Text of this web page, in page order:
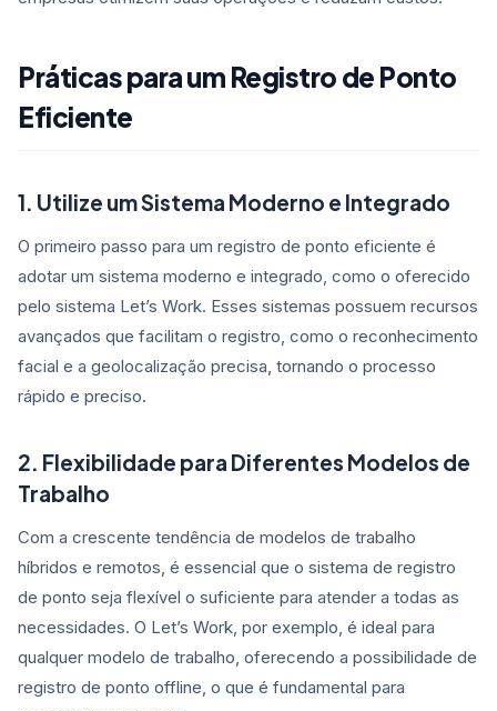
Práticas para um Registro de Ponto
Eficiente
1. Utilize um Sistema Moderno e Integrado
O primeiro passo para um registro de ponto eficiente é
adotar um sistema moderno e integrado, como o oferecido
pelo sistema Let’s Work. Esses sistemas possuem recursos
avançados que facilitam o registro, como o reconhecimento
facial e a geolocalização precisa, tornando o processo
rápido e preciso.
2. Flexibilidade para Diferentes Modelos de
Trabalho
Com a crescente tendência de modelos de trabalho
híbridos e remotos, é essencial que o sistema de registro
de ponto seja flexível o suficiente para atender a todas as
necessidades. O Let’s Work, por exemplo, é ideal para
qualquer modelo de trabalho, oferecendo a possibilidade de
registro de ponto offline, o que é fundamental para